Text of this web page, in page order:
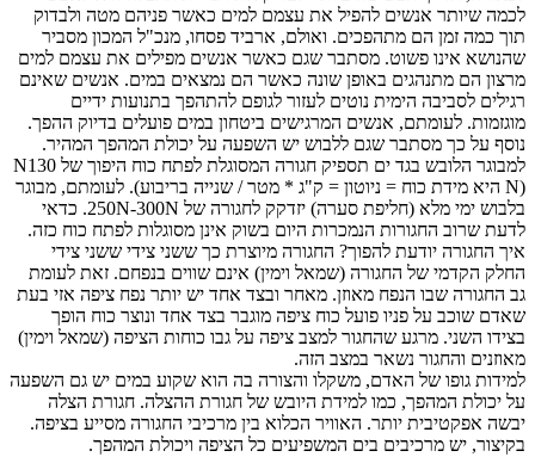
לכמה שיותר אנשים להפיל את עצמם למים כאשר פניהם מטה ולבדוק
תוך כמה זמן הם מתהפכים. ואולם, ארביד פסחו, מנכ"ל המכון מסביר
שהנושא אינו פשוט. מסתבר שגם כאשר אנשים מפילים את עצמם למים
מרצון הם מתנהגים באופן שונה כאשר הם נמצאים במים. אנשים שאינם
רגילים לסביבה הימית נוטים לעזור לגופם להתהפך בתנועות ידיים
מוגזמות. לעומתם, אנשים המרגישים ביטחון במים פועלים בדיוק ההפך.
נוסף על כך מסתבר שגם ללבוש יש השפעה על יכולת המהפך המהיר.
למבוגר הלובש בגד ים תספיק חגורה המסוגלת לפתח כוח היפוך של N130
(N היא מידת כוח = ניוטון = ק"ג * מטר / שנייה בריבוע). לעומתם, מבוגר
בלבוש ימי מלא (חליפת סערה) יזדקק לחגורה של 250N-300N. כדאי
לדעת שרוב החגורות הנמכרות היום בשוק אינן מסוגלות לפתח כוח כזה.
איך החגורה יודעת להפוך? החגורה מיוצרת כך ששני צידי ששני צידי
החלק הקדמי של החגורה (שמאל וימין) אינם שווים בנפחם. זאת לעומת
גב החגורה שבו הנפח מאוזן. מאחר ובצד אחד יש יותר נפח ציפה אזי בעת
שאדם שוכב על פניו פועל כוח ציפה מוגבר בצד אחד ונוצר כוח הופך
בצידו השני. מרגע שהחגור למצב ציפה על גבו כוחות הציפה (שמאל וימין)
מאוזנים והחגור נשאר במצב הזה.
למידות גופו של האדם, משקלו והצורה בה הוא שקוע במים יש גם השפעה
על יכולת המהפך, כמו למידת היובש של חגורת ההצלה. חגורת הצלה
יבשה אפקטיבית יותר. האוויר הכלוא בין מרכיבי החגורה מסייע בציפה.
בקיצור, יש מרכיבים בים המשפיעים כל הציפה ויכולת המהפך.